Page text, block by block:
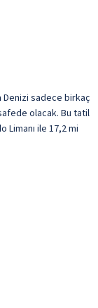
sadece birkaç
olacak. Bu tatil
Limanı ile 17,2 mi